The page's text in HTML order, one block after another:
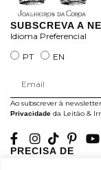
SUBSCREVA A
Idioma Preferencial
PT
EN
Ao subscrever à
Privacidade da Leitão &
PRECISA DE